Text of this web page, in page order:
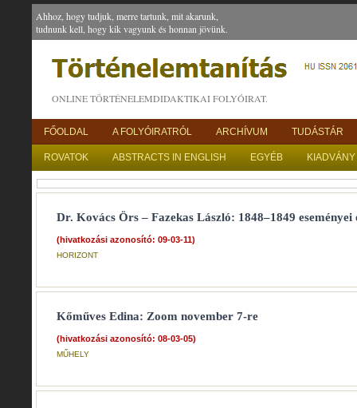
Ahhoz, hogy tudjuk, merre tartunk, mit akarunk,
tudnunk kell, hogy kik vagyunk és honnan jövünk.
ONLINE TÖRTÉNELEMDIDAKTIKAI FOLYÓIRAT.
FŐOLDAL A FOLYÓIRATRÓL ARCHÍVUM TUDÁSTÁR
ROVATOK ABSTRACTS IN ENGLISH EGYÉB
Dr. Kovács Örs – Fazekas László: 1848–1849
(hivatkozási azonosító: 09-03-11)
HORIZONT
Kőműves Edina: Zoom november 7-re
(hivatkozási azonosító: 08-03-05)
MŰHELY